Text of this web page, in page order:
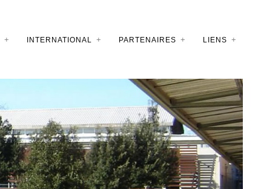
INTERNATIONAL PARTENAIRES LIENS